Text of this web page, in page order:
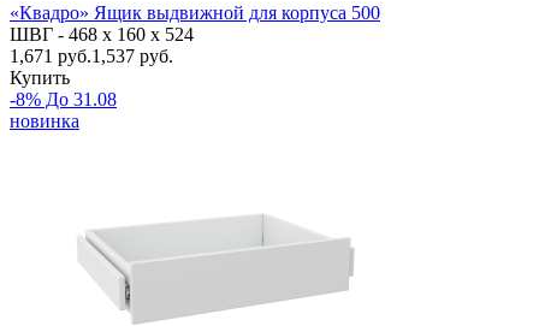
«Квадро» Ящик выдвижной для корпуса 500
ШВГ - 468 х 160 х 524
1,671 руб.1,537 руб.
Купить
-8% До 31.08
новинка